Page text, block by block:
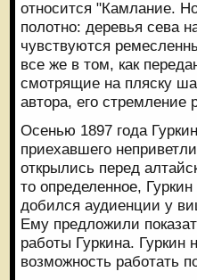
относится "Камлание.
полотно: деревья сева
чувствуются
все же в том, как
смотрящие на пляску
автора, его стремление
Осенью 1897 года
приехавшего
открылись перед
то определенное,
добился аудиенции у
Ему предложили
работы Гуркина.
возможность работать